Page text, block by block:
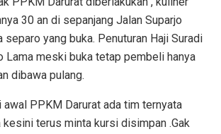
30 an di sepanjang Jalan Suparjo
separo yang buka. Penuturan Haji Suradi
Lama meski buka tetap pembeli hanya
dibawa pulang.
awal PPKM Darurat ada tim ternyata
kesini terus minta kursi disimpan .Gak